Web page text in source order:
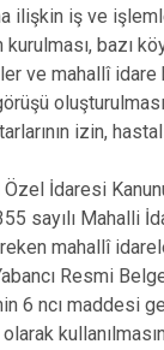
ilişkin iş ve
bazı
ve mahallî
izin,
Özel İdaresi
sayılı Mahalli
mahallî
Resmi
6 ncı maddesi